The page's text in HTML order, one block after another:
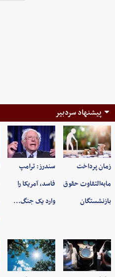
پیشنهاد سردبیر
زمان پرداخت
مابه‌التفاوت حقوق
بازنشستگان
سندرز: ترامپ
فاسد، آمریکا را
وارد یک جنگ…